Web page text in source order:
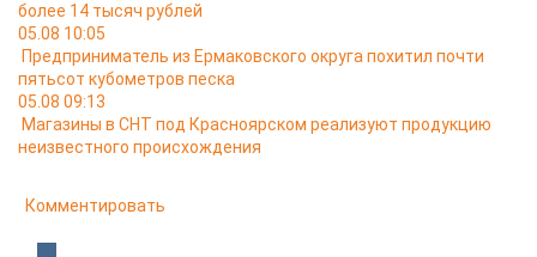
более 14 тысяч рублей
05.08 10:05
Предприниматель из Ермаковского округа похитил почти
пятьсот кубометров песка
05.08 09:13
Магазины в СНТ под Красноярском реализуют продукцию
неизвестного происхождения
Комментировать